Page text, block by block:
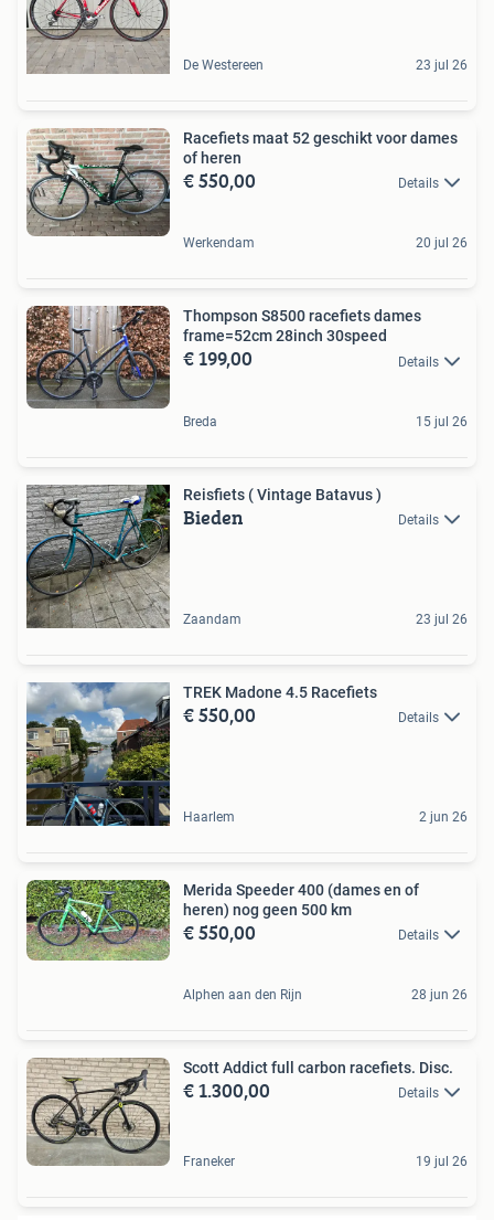
De Westereen 23 jul 26
Racefiets maat 52 geschikt voor dames
of heren
€ 550,00 Details
Werkendam 20 jul 26
Thompson S8500 racefiets dames
frame=52cm 28inch 30speed
€ 199,00 Details
Breda 15 jul 26
Reisfiets ( Vintage Batavus )
Bieden Details
Zaandam 23 jul 26
TREK Madone 4.5 Racefiets
€ 550,00 Details
Haarlem 2 jun 26
Merida Speeder 400 (dames en of
heren) nog geen 500 km
€ 550,00 Details
Alphen aan den Rijn 28 jun 26
Scott Addict full carbon racefiets. Disc.
€ 1.300,00 Details
Franeker 19 jul 26